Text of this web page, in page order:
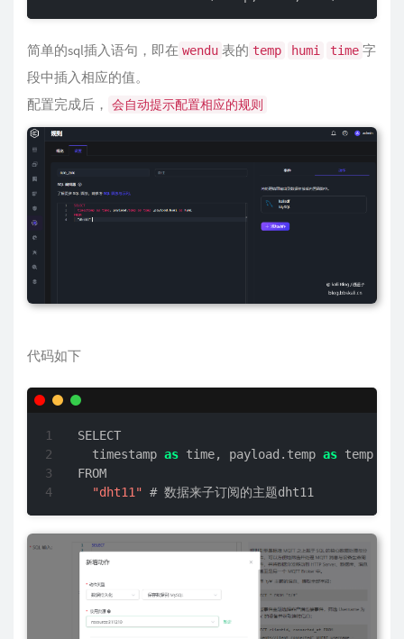
简单的sql插入语句，即在 wendu 表的 temp humi time 字
段中插入相应的值。
配置完成后，
会自动提示配置相应的规则
代码如下
SELECT
  timestamp
as time, payload.temp as temp
FROM
"dht11" # 数据来子订阅的主题dht11